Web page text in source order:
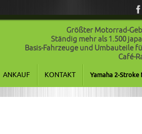
Größter Motorrad-
Ständig mehr als 1.500
Basis-Fahrzeuge und Umbauteile
Café-
ANKAUF KONTAKT Yamaha 2-Stroke